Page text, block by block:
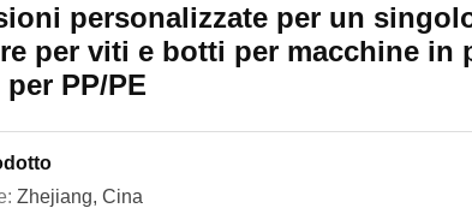
personalizzate per un
per viti e botti per macchine in
PP/PE
Zhejiang, Cina